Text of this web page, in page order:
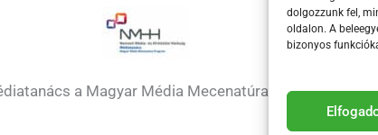
dolgozzunk fel,
oldalon. A
bizonyos
a Magyar Média Mecenatúra program